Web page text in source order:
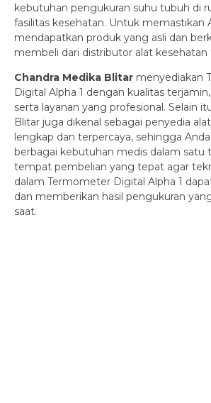
kebutuhan pengukuran suhu tubuh di
fasilitas kesehatan. Untuk memastikan
mendapatkan produk yang asli dan
membeli dari distributor alat kesehatan
Chandra Medika Blitar menyediakan
Digital Alpha 1 dengan kualitas
serta layanan yang profesional. Selain
Blitar juga dikenal sebagai penyedia
lengkap dan terpercaya, sehingga
berbagai kebutuhan medis dalam satu
tempat pembelian yang tepat agar
dalam Termometer Digital Alpha 1
dan memberikan hasil pengukuran
saat.